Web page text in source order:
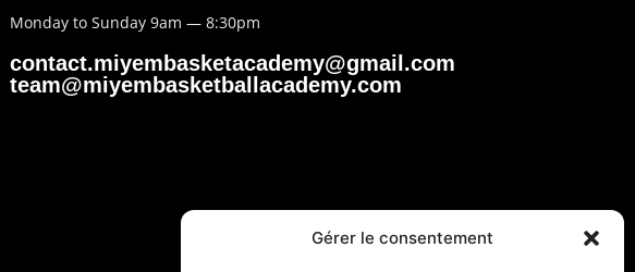
Gérer le consentement
Monday to Sunday 9am — 8:30pm
contact.miyembasketacademy@gmail.com
team@miyembasketballacademy.com